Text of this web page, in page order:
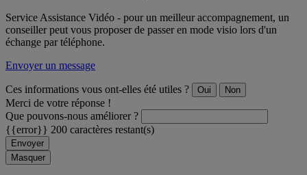
Service Assistance Vidéo - pour un meilleur accompagnement, un
conseiller peut vous proposer de passer en mode visio lors d'un
échange par téléphone.
Envoyer un message
Ces informations vous ont-elles été utiles ? Oui Non
Merci de votre réponse !
Que pouvons-nous améliorer ?
{{error}} 200 caractères restant(s)
Envoyer
Masquer